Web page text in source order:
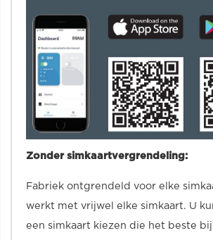
Zonder simkaartvergrendeling:
Fabriek ontgrendeld voor elke
werkt met vrijwel elke simkaart. U
een simkaart kiezen die het beste